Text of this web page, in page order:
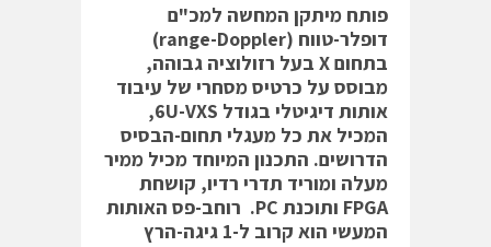
פותח מיתקן המחשה למכ"ם
דופלר-טווח (range-Doppler)
בתחום X בעל רזולוציה גבוהה,
מבוסס על כרטיס מסחרי של עיבוד
אותות דיגיטלי בגודל 6U-VXS,
המכיל את כל מעגלי תחום-הבסיס
הדרושים. התכנון המיוחד מכיל ממיר
מעלה ומוריד תדרי רדיו, קושחת
FPGA ותוכנת PC. רוחב-פס האותות
המעשי הוא קרוב ל-1 גיגה-הרץ